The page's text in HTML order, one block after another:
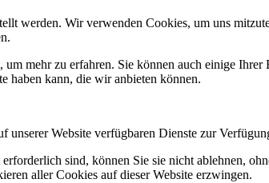
werden. Wir verwenden Cookies, um uns
mehr zu erfahren. Sie können auch einige
haben kann, die wir anbieten können.
Website verfügbaren Dienste zur
sind, können Sie sie nicht ablehnen,
aller Cookies auf dieser Website erzwingen.